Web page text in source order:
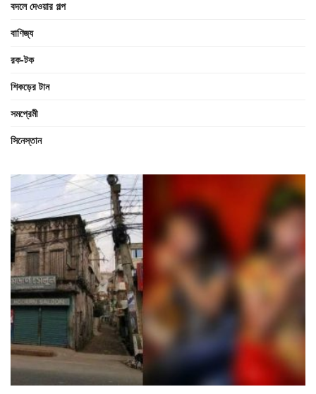
বদলে দেওয়ার গল্প
বাণিজ্য
রক-টক
শিকড়ের টান
সমপ্রেমী
সিনেস্তান